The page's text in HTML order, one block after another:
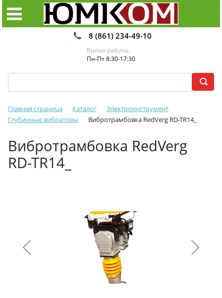
8 (861) 234-49-10
Время работы:
Пн-Пт 8:30-17:30
Главная страница Каталог
Электроинструмент
Глубинные вибраторы
Вибротрамбовка RedVerg RD-TR14_
Вибротрамбовка RedVerg
RD-TR14_